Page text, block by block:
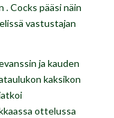
. Cocks pääsi näin
vastustajan
ja kauden
kaksikon
ottelussa